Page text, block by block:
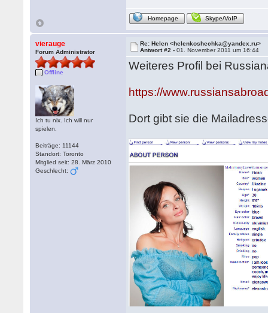
Homepage Skype/VoIP
vierauge
Forum Administrator
Offline
Ich tu nix. Ich will nur
spielen.
Beiträge: 11144
Standort: Toronto
Mitglied seit: 28. März 2010
Geschlecht:
Re: Helen <helenkoshechka@yandex.ru>
Antwort #2 -01. November 2011 um 16:44
Weiteres Profil bei
https://
Dort gibt sie die